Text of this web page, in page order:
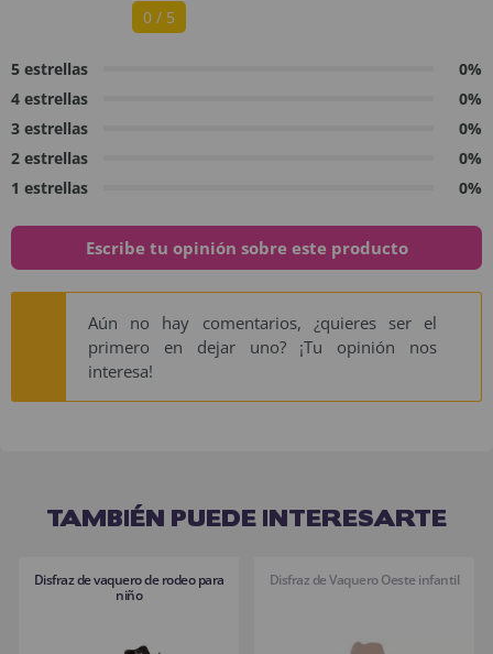
0 / 5
5 estrellas
0%
4 estrellas
0%
3 estrellas
0%
2 estrellas
0%
1 estrellas
0%
Escribe tu opinión sobre este producto
Aún no hay comentarios, ¿quieres ser el
primero en dejar uno? ¡Tu opinión nos
interesa!
TAMBIÉN PUEDE INTERESARTE
Disfraz de vaquero de rodeo para
niño
Disfraz de Vaquero Oeste infantil